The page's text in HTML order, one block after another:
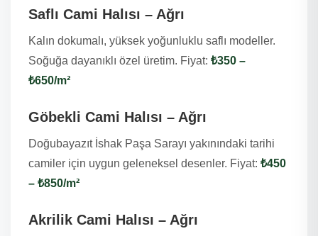
Saflı Cami Halısı – Ağrı
Kalın dokumalı, yüksek yoğunluklu saflı modeller.
Soğuğa dayanıklı özel üretim. Fiyat: ₺350 –
₺650/m²
Göbekli Cami Halısı – Ağrı
Doğubayazıt İshak Paşa Sarayı yakınındaki tarihi
camiler için uygun geleneksel desenler. Fiyat: ₺450
– ₺850/m²
Akrilik Cami Halısı – Ağrı